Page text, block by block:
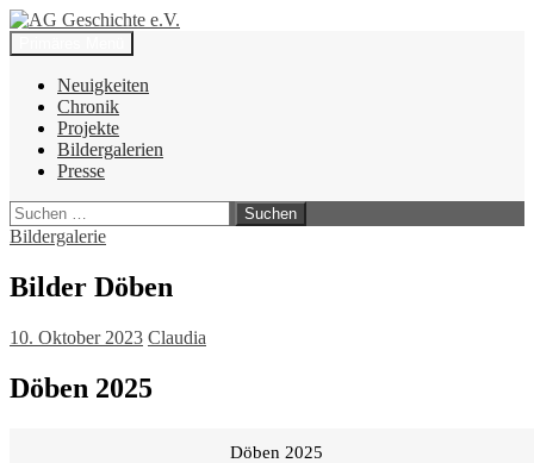
Zum
Inhalt
springen
AG Geschichte e.V.
Suchen
Neuigkeiten
Chronik
Projekte
Bildergalerien
Presse
Suchen
nach:
Bildergalerie
Bilder Döben
10. Oktober 2023 Claudia
Döben 2025
Döben 2025